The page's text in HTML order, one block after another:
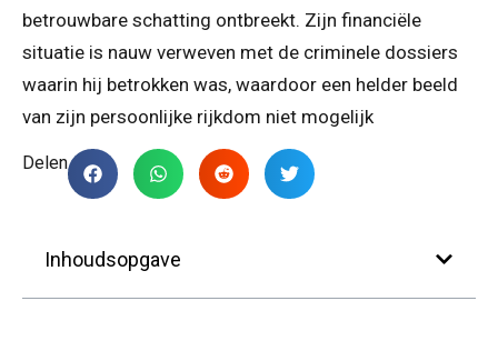
betrouwbare schatting ontbreekt. Zijn financiële
situatie is nauw verweven met de criminele dossiers
waarin hij betrokken was, waardoor een helder beeld
van zijn persoonlijke rijkdom niet mogelijk
Delen
Inhoudsopgave